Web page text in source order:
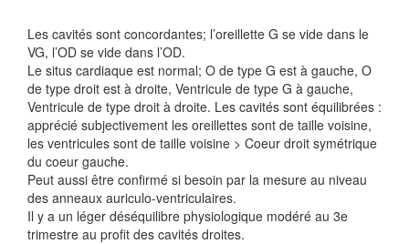
Les cavités sont concordantes; l’oreillette G se vide dans le
VG, l’OD se vide dans l’OD.
Le situs cardiaque est normal; O de type G est à gauche, O
de type droit est à droite, Ventricule de type G à gauche,
Ventricule de type droit à droite. Les cavités sont équilibrées :
apprécié subjectivement les oreillettes sont de taille voisine,
les ventricules sont de taille voisine > Coeur droit symétrique
du coeur gauche.
Peut aussi être confirmé si besoin par la mesure au niveau
des anneaux auriculo-ventriculaires.
Il y a un léger déséquilibre physiologique modéré au 3e
trimestre au profit des cavités droites.